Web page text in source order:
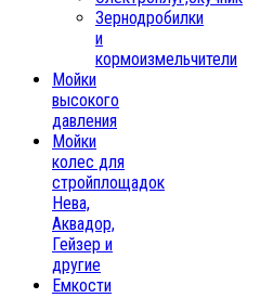
Зернодробилки
и
кормоизмельчители
Мойки
высокого
давления
Мойки
колес для
стройплощадок
Нева,
Аквадор,
Гейзер и
другие
Емкости